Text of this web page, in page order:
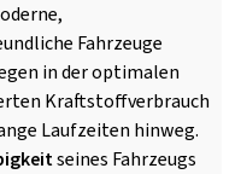
Fahrzeuge
in der optimalen
Kraftstoffverbrauch
Laufzeiten hinweg.
seines Fahrzeugs